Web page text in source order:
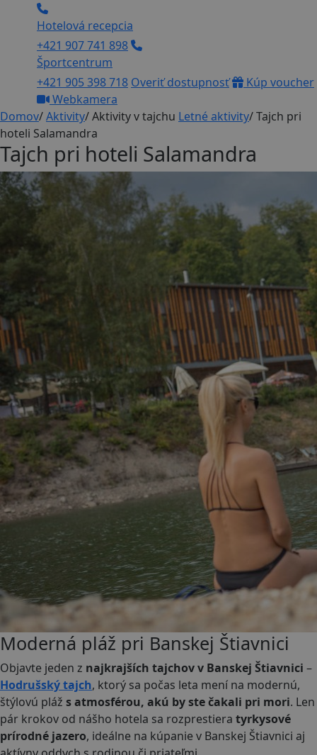
Hotelová recepcia
+421 907 741 898
Športcentrum
+421 905 398 718 Overiť dostupnosť
Kúp voucher
Webkamera
Domov/Aktivity/Aktivity v tajchu Letné aktivity/Tajch pri
hoteli Salamandra
Tajch pri hoteli Salamandra
Moderná pláž pri Banskej Štiavnici
Objavte jeden z najkrajších tajchov v Banskej Štiavnici –
Hodrušský tajch, ktorý sa počas leta mení na modernú,
štýlovú pláž s atmosférou, akú by ste čakali pri mori. Len
pár krokov od nášho hotela sa rozprestiera tyrkysové
prírodné jazero, ideálne na kúpanie v Banskej Štiavnici aj